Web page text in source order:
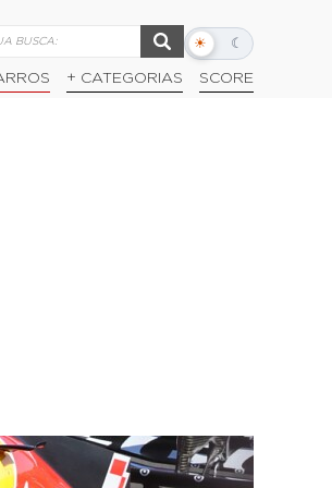
☀ ☾
Alternar
escuro
+ CATEGORIAS SCORE